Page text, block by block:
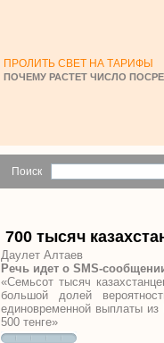
ПРОЛИТЬ СВЕТ НА ТАРИФЫ
ПОЧЕМУ РАСТЕТ ЧИСЛО
Поиск
700 тысяч
Даулет Алтаев
Речь идет о SMS-
«Семьсот тысяч
большой долей
единовременной выплаты из
500 тенге»